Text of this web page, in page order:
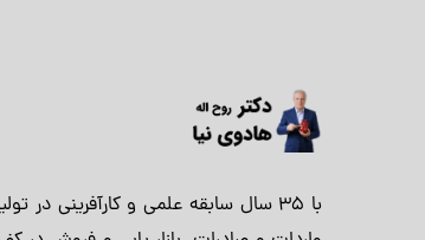
با 35 سال سابقه علمی و کارآفرینی در